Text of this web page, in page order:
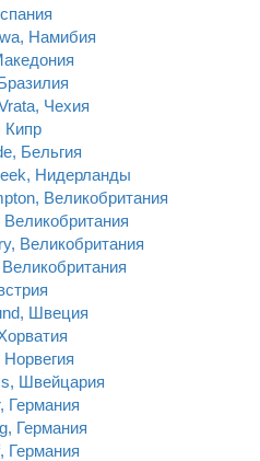
Намибия
Чехия
Кипр
Бельгия
Нидерланды
Великобритания
Великобритания
Швеция
Швейцария
Германия
Германия
Германия